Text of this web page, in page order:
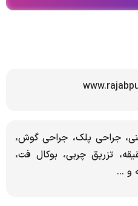
جراحی پلک، جراحی گوش،
تزریق چربی، بوکال فت،
و ...